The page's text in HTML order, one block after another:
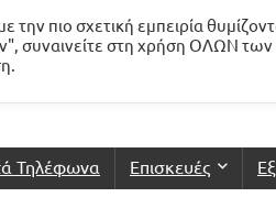
Τηλέφωνα Επισκευές
πιο σχετική εμπειρία
συναινείτε στη χρήση ΟΛΩΝ